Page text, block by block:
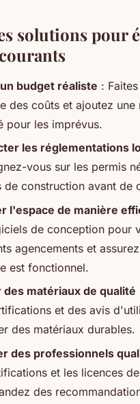
solutions pour
budget réaliste :
des coûts et ajoutez une
pour les imprévus.
les réglementations
vous sur les permis
de construction avant de
l'espace de manière
de conception pour
agencements et
est fonctionnel.
des matériaux de qualité
et des avis
des matériaux durables.
des professionnels
et les licences
des